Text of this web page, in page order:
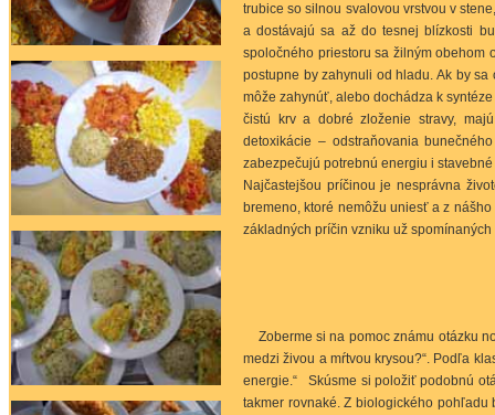
trubice so silnou svalovou vrstvou v
a dostávajú sa až do tesnej blízkosti
spoločného priestoru sa žilným obehom
postupne by zahynuli od hladu. Ak by
môže zahynúť, alebo dochádza k
čistú krv a dobré zloženie stravy,
detoxikácie – odstraňovania
zabezpečujú potrebnú energiu i
Najčastejšou príčinou je nesprávna
bremeno, ktoré nemôžu uniesť a z
základných príčin vzniku už
Zoberme si na pomoc známu otázku
medzi živou a mŕtvou krysou?“. Podľa
energie.“ Skúsme si položiť podobnú
takmer rovnaké. Z biologického pohľadu